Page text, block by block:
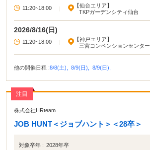
11:20~18:00
【仙台エリア】
TKPガーデンシティ仙台
2026/8/16(日)
11:20~18:00
【神戸エリア】
三宮コンベンションセンター
他の開催日程 :8/8(土), 8/9(日), 8/9(日),
注目
株式会社HRteam
JOB HUNT＜ジョブハント＞＜28卒＞
対象卒年 : 2028年卒